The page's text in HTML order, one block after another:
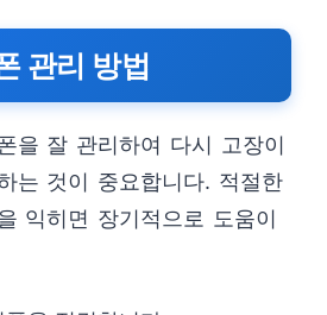
관리 방법
을 잘 관리하여 다시 고장이
는 것이 중요합니다. 적절한
익히면 장기적으로 도움이